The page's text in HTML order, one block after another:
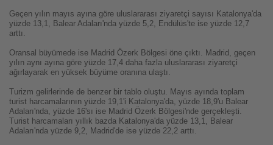
Geçen yılın mayıs ayına göre uluslararası ziyaretçi sayısı Katalonya'da
yüzde 13,1, Balear Adaları'nda yüzde 5,2, Endülüs'te ise yüzde 12,7
arttı.
Oransal büyümede ise Madrid Özerk Bölgesi öne çıktı. Madrid, geçen
yılın aynı ayına göre yüzde 17,4 daha fazla uluslararası ziyaretçi
ağırlayarak en yüksek büyüme oranına ulaştı.
Turizm gelirlerinde de benzer bir tablo oluştu. Mayıs ayında toplam
turist harcamalarının yüzde 19,1'i Katalonya'da, yüzde 18,9'u Balear
Adaları'nda, yüzde 16'sı ise Madrid Özerk Bölgesi'nde gerçekleşti.
Turist harcamaları yıllık bazda Katalonya'da yüzde 13,1, Balear
Adaları'nda yüzde 9,2, Madrid'de ise yüzde 22,2 arttı.